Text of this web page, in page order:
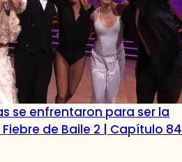
se enfrentaron para ser la
de Baile 2 | Capítulo 84